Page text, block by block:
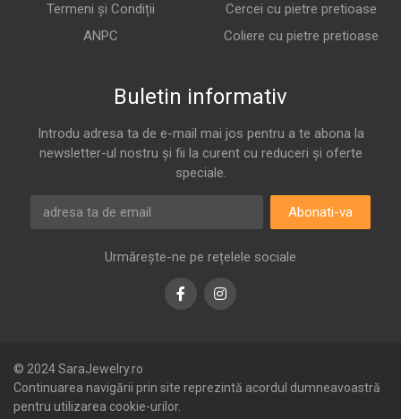
Termeni și Condiții
ANPC
Cercei cu pietre pretioase
Coliere cu pietre pretioase
Buletin informativ
Introdu adresa ta de e-mail mai jos pentru a te abona la
newsletter-ul nostru și fii la curent cu reduceri și oferte
speciale.
Abonati-va
Urmărește-ne pe rețelele sociale
FacebookInstagram
© 2024 SaraJewelry.ro
Continuarea navigării prin site reprezintă acordul dumneavoastră
pentru utilizarea cookie-urilor.